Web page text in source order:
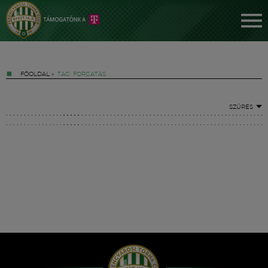
FŐOLDAL » TAG: FORGATÁS
SZŰRÉS
Hírek